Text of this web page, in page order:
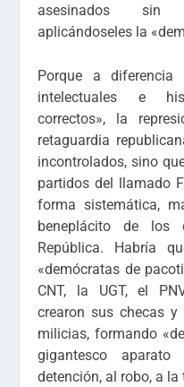
asesinados sin
aplicándoseles la
Porque a
intelectuales e
correctos», la
retaguardia
incontrolados, sino
partidos del llamado
forma sistemática,
beneplácito de los
República. Habría
«demócratas de
CNT, la UGT, el
crearon sus checas
milicias, formando
gigantesco
detención, al robo, a